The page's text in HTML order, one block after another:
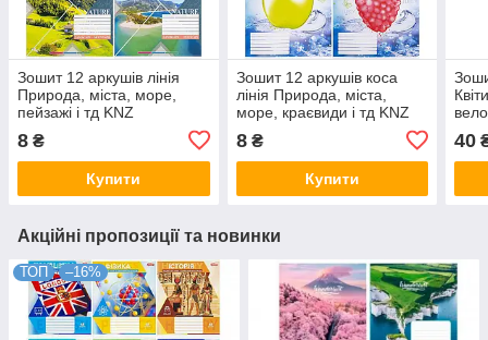
Зошит 12 аркушів лінія
Природа, міста, море,
пейзажі і тд KNZ
8 ₴
Купити
Зошит 12 аркушів коса
лінія Природа, міста,
море, краєвиди і тд KNZ
8₴
Купити
40
Акційні пропозиції та новинки
ТОП –16%